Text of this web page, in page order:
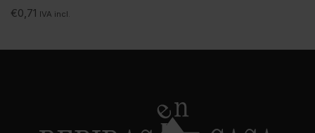
€0,71 IVA incl.